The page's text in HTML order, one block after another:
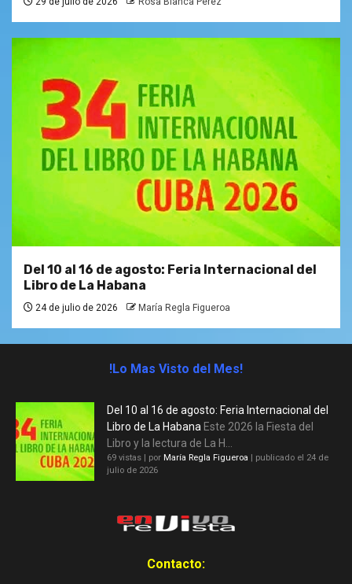
Del 10 al 16 de agosto: Feria Internacional del
Libro de La Habana
24 de julio de 2026 María Regla Figueroa
!Lo Mas Visto del Mes!
Del 10 al 16 de agosto: Feria Internacional del
Libro de La Habana Este 2026 la Fiesta del
Libro y la lectura de La H...
69 vistas | por María Regla Figueroa | publicado el 24 de
julio de 2026
Contacto: